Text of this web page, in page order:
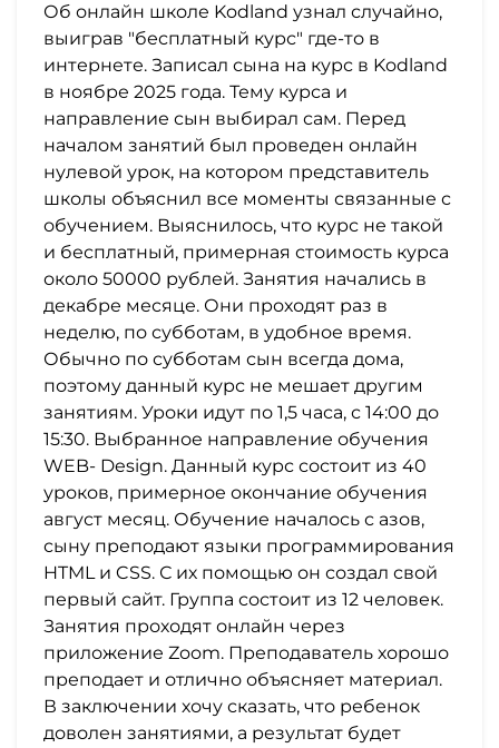
Об онлайн школе Kodland узнал случайно,
выиграв "бесплатный курс" где-то в
интернете. Записал сына на курс в Kodland
в ноябре 2025 года. Тему курса и
направление сын выбирал сам. Перед
началом занятий был проведен онлайн
нулевой урок, на котором представитель
школы объяснил все моменты связанные с
обучением. Выяснилось, что курс не такой
и бесплатный, примерная стоимость курса
около 50000 рублей. Занятия начались в
декабре месяце. Они проходят раз в
неделю, по субботам, в удобное время.
Обычно по субботам сын всегда дома,
поэтому данный курс не мешает другим
занятиям. Уроки идут по 1,5 часа, с 14:00 до
15:30. Выбранное направление обучения
WEB- Design. Данный курс состоит из 40
уроков, примерное окончание обучения
август месяц. Обучение началось с азов,
сыну преподают языки программирования
HTML и CSS. С их помощью он создал свой
первый сайт. Группа состоит из 12 человек.
Занятия проходят онлайн через
приложение Zoom. Преподаватель хорошо
преподает и отлично объясняет материал.
В заключении хочу сказать, что ребенок
доволен занятиями, а результат будет